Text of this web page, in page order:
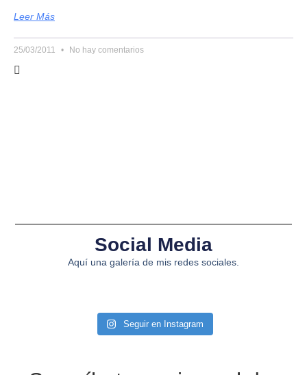
Leer Más
25/03/2011 No hay comentarios
Social Media
Aquí una galería de mis redes sociales.
Seguir en Instagram